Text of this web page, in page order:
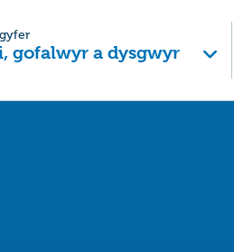
gofalwyr a dysgwyr